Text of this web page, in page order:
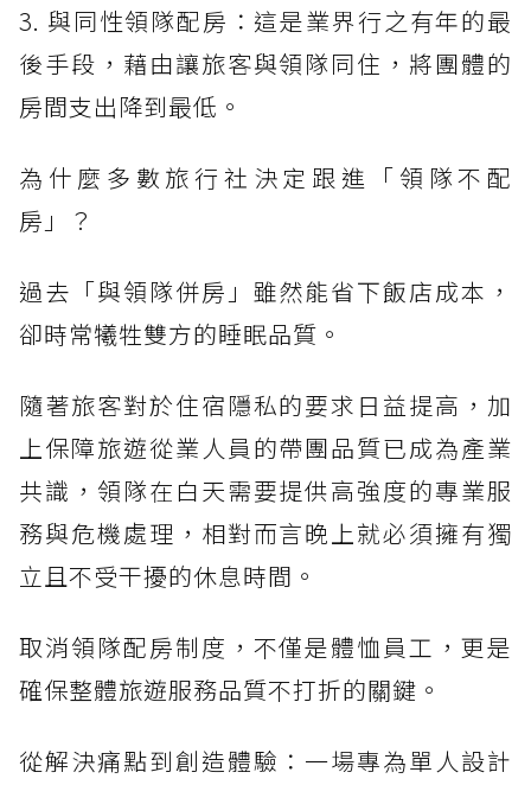
3. 與同性領隊配房：這是業界行之有年的最
後手段，藉由讓旅客與領隊同住，將團體的
房間支出降到最低。
為什麼多數旅行社決定跟進「領隊不配
房」？
過去「與領隊併房」雖然能省下飯店成本，
卻時常犧牲雙方的睡眠品質。
隨著旅客對於住宿隱私的要求日益提高，加
上保障旅遊從業人員的帶團品質已成為產業
共識，領隊在白天需要提供高強度的專業服
務與危機處理，相對而言晚上就必須擁有獨
立且不受干擾的休息時間。
取消領隊配房制度，不僅是體恤員工，更是
確保整體旅遊服務品質不打折的關鍵。
從解決痛點到創造體驗：一場專為單人設計